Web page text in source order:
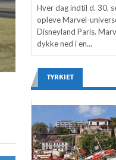
Hver dag indtil d. 30.
opleve Marvel-
Disneyland Paris.
dykke ned i en...
TYRKIET